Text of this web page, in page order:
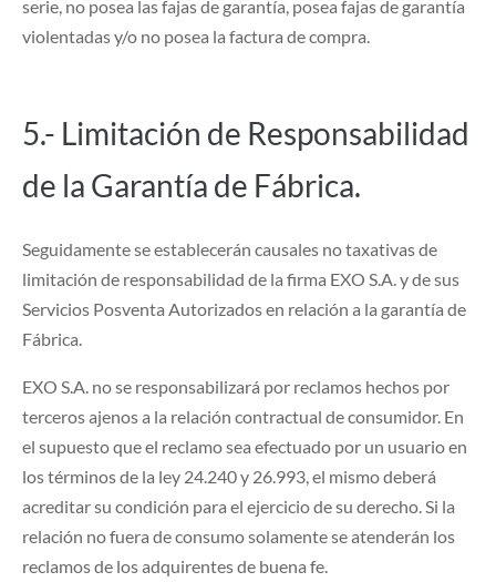
serie, no posea las fajas de garantía, posea fajas de garantía
violentadas y/o no posea la factura de compra.
5.- Limitación de Responsabilidad
de la Garantía de Fábrica.
Seguidamente se establecerán causales no taxativas de
limitación de responsabilidad de la firma EXO S.A. y de sus
Servicios Posventa Autorizados en relación a la garantía de
Fábrica.
EXO S.A. no se responsabilizará por reclamos hechos por
terceros ajenos a la relación contractual de consumidor. En
el supuesto que el reclamo sea efectuado por un usuario en
los términos de la ley 24.240 y 26.993, el mismo deberá
acreditar su condición para el ejercicio de su derecho. Si la
relación no fuera de consumo solamente se atenderán los
reclamos de los adquirentes de buena fe.